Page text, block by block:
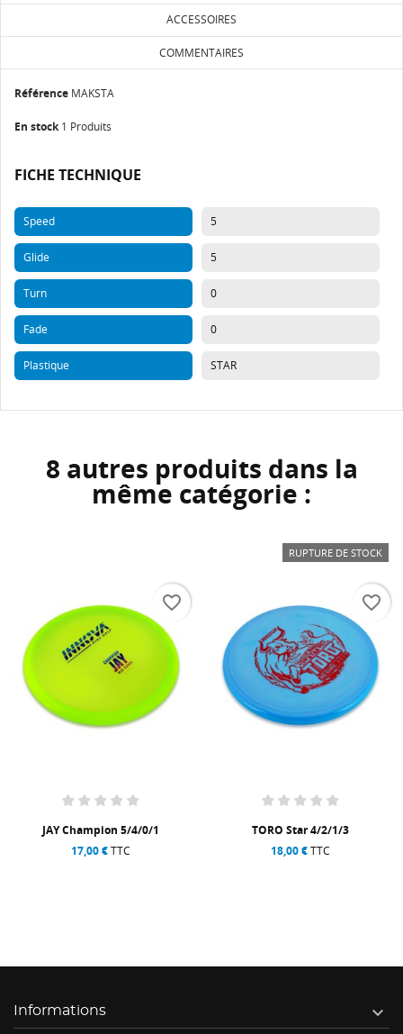
ACCESSOIRES
COMMENTAIRES
Référence MAKSTA
En stock 1 Produits
FICHE TECHNIQUE
Speed 5
Glide 5
Turn 0
Fade 0
Plastique STAR
8 autres produits dans la
même catégorie :
JAY Champion 5/4/0/1
17,00 €TTC
favorite_border
RUPTURE DE STOCK
TORO Star 4/2/1/3
18,00 €TTC
favorite_border
Informations 
Annuler